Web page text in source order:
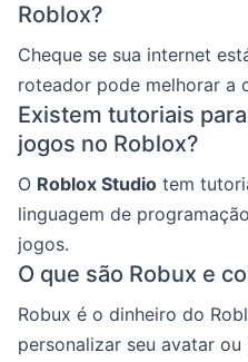
Roblox?
Cheque se sua internet
roteador pode melhorar a
Existem tutoriais
jogos no Roblox?
O Roblox Studio tem
linguagem de
jogos.
O que são Robux e
Robux é o dinheiro do
personalizar seu avatar